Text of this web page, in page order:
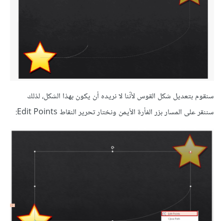
سنقوم بتعديل شكل القوس لأنّنا لا نريده أن يكون بهذا الشكل، لذلك
سننقر على المسار بزر الفأرة الأيمن ونختار تحرير النقاط Edit Points: